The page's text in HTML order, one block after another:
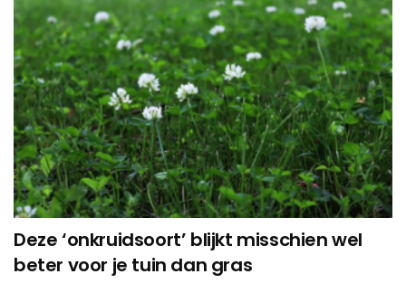
Deze ‘onkruidsoort’ blijkt misschien wel
beter voor je tuin dan gras